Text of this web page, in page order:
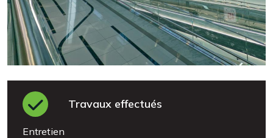
Travaux effectués
Entretien